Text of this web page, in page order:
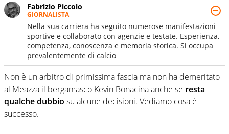
Fabrizio Piccolo
GIORNALISTA
Nella sua carriera ha seguito numerose manifestazioni
sportive e collaborato con agenzie e testate. Esperienza,
competenza, conoscenza e memoria storica. Si occupa
prevalentemente di calcio
Non è un arbitro di primissima fascia ma non ha demeritato
al Meazza il bergamasco Kevin Bonacina anche se resta
qualche dubbio su alcune decisioni. Vediamo cosa è
successo.